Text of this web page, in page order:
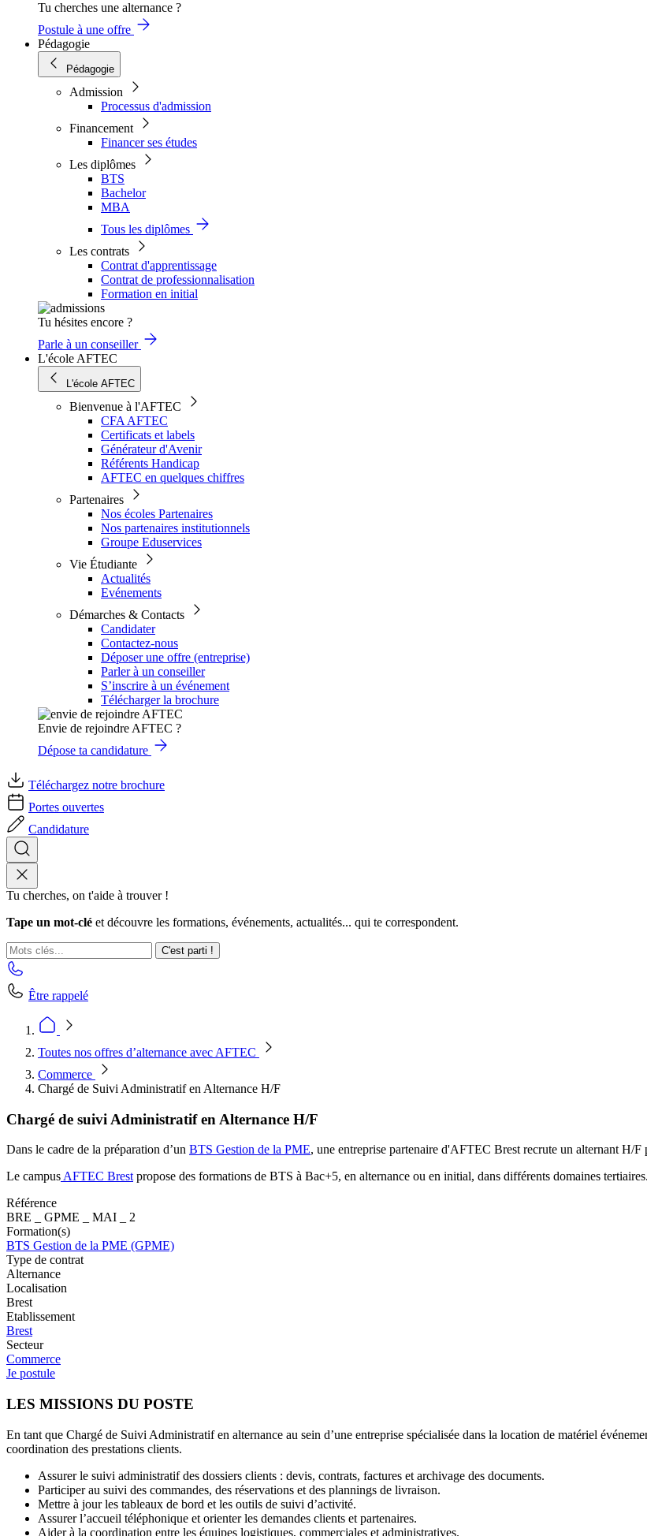
Tu cherches une alternance ?
Postule à une offre
Pédagogie
Pédagogie
Admission
Processus d'admission
Financement
Financer ses études
Les diplômes
BTS
Bachelor
MBA
Tous les diplômes
Les contrats
Contrat d'apprentissage
Contrat de professionnalisation
Formation en initial
Tu hésites encore ?
Parle à un conseiller
L'école AFTEC
L'école AFTEC
Bienvenue à l'AFTEC
CFA AFTEC
Certificats et labels
Générateur d'Avenir
Référents Handicap
AFTEC en quelques chiffres
Partenaires
Nos écoles Partenaires
Nos partenaires institutionnels
Groupe Eduservices
Vie Étudiante
Actualités
Evénements
Démarches & Contacts
Candidater
Contactez-nous
Déposer une offre (entreprise)
Parler à un conseiller
S’inscrire à un événement
Télécharger la brochure
Envie de rejoindre AFTEC ?
Dépose ta candidature
Téléchargez notre brochure
Portes ouvertes
Candidature
Tu cherches, on t'aide à trouver !
Tape un mot-clé et découvre les formations, événements, actualités... qui te correspondent.
C'est parti !
Être rappelé
Toutes nos offres d’alternance avec AFTEC
Commerce
Chargé de Suivi Administratif en Alternance H/F
Chargé de suivi Administratif en Alternance H/F
Dans le cadre de la préparation d’un BTS Gestion de la PME, une entreprise partenaire d'AFTEC Brest recrute un alternant H/F
Le campusAFTEC Brestpropose des formations de BTS à Bac+5, en alternance ou en initial, dans différents domaines
Référence
BRE _ GPME _ MAI _ 2
Formation(s)
BTS Gestion de la PME (GPME)
Type de contrat
Alternance
Localisation
Brest
Etablissement
Brest
Secteur
Commerce
Je postule
LES MISSIONS DU POSTE
En tant que Chargé de Suivi Administratif en alternance au sein d’une entreprise spécialisée dans la location de matériel
coordination des prestations clients.
Assurer le suivi administratif des dossiers clients : devis, contrats, factures et archivage des documents.
Participer au suivi des commandes, des réservations et des plannings de livraison.
Mettre à jour les tableaux de bord et les outils de suivi d’activité.
Assurer l’accueil téléphonique et orienter les demandes clients et partenaires.
Aider à la coordination entre les équipes logistiques, commerciales et administratives.